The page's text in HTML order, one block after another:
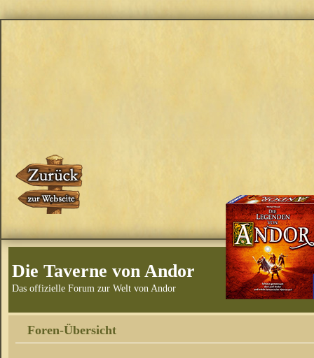
Die Taverne von Andor
Das offizielle Forum zur Welt von Andor
Foren-Übersicht